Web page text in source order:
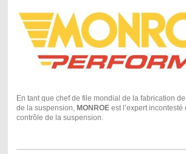
En tant que chef de file mondial de la fabrication
de la suspension, MONROEest l’expert incontesté
contrôle de la suspension.